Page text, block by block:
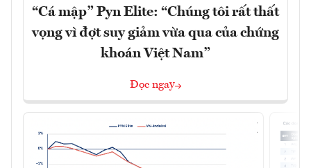
“Cá mập” Pyn Elite: “Chúng tôi rất thất
vọng vì đợt suy giảm vừa qua của chứng
khoán Việt Nam”
Đọc ngay